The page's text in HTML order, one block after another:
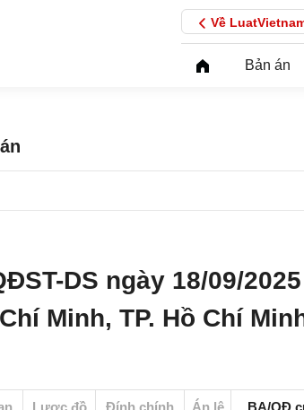
Về
Bản án
DS ngày 18/09/
Minh, TP. Hồ Chí
Lược đồ Đính chính Án lệ BA/QĐ